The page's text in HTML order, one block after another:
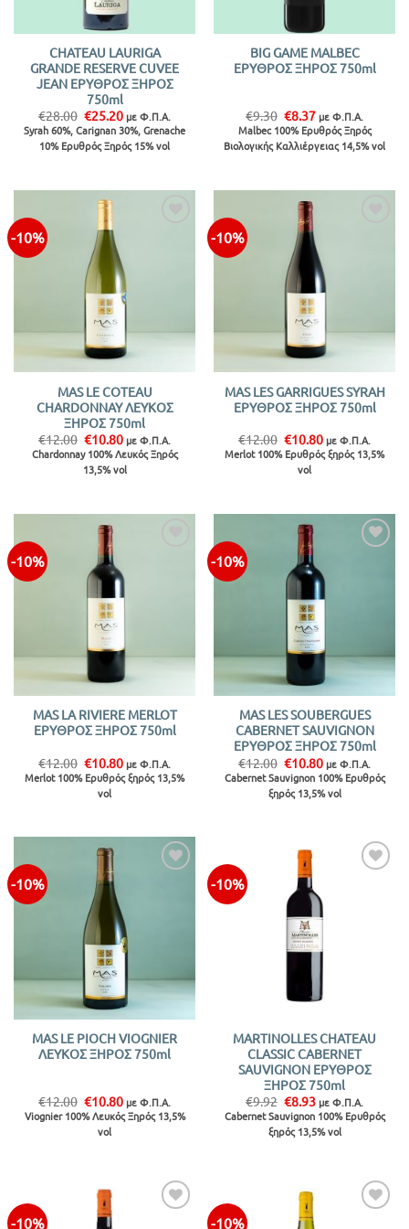
CHATEAU LAURIGA
GRANDE RESERVE CUVEE
JEAN ΕΡΥΘΡΟΣ ΞΗΡΟΣ
750ml
€28.00 Original
price
was:
€28.00.
€25.20Η
τρέχουσα
τιμή
είναι:
με Φ.Π.Α.
Syrah 60%, Carignan 30%, Grenache
10% Ερυθρός Ξηρός 15% vol
BIG GAME MALBEC
ΕΡΥΘΡΟΣ ΞΗΡΟΣ 750ml
€9.30 Original
price
was:
€9.30.
€8.37Η
τρέχουσα
τιμή
είναι:
με Φ.Π.Α.
Malbec 100% Ερυθρός Ξηρός
Βιολογικής Καλλιέργειας 14,5% vol
-10%
MAS LE COTEAU
CHARDONNAY ΛΕΥΚΟΣ
ΞΗΡΟΣ 750ml
€12.00 Original
price
was:
€12.00.
€10.80Η
τρέχουσα
τιμή
είναι:
με Φ.Π.Α.
Chardonnay 100% Λευκός Ξηρός
13,5% vol
-10%
MAS LES GARRIGUES SYRAH
ΕΡΥΘΡΟΣ ΞΗΡΟΣ 750ml
€12.00 Original
price
was:
€12.00.
€10.80Η
τρέχουσα
τιμή
με Φ.Π.Α.
Merlot 100% Ερυθρός ξηρός 13,5%
vol
-10%
MAS LA RIVIERE MERLOT
ΕΡΥΘΡΟΣ ΞΗΡΟΣ 750ml
€12.00 Original
price
was:
€12.00.
€10.80Η
τρέχουσα
τιμή
με Φ.Π.Α.
Merlot 100% Ερυθρός ξηρός 13,5%
vol
-10%
MAS LES SOUBERGUES
CABERNET SAUVIGNON
ΕΡΥΘΡΟΣ ΞΗΡΟΣ 750ml
€12.00 Original
price
was:
€12.00.
€10.80Η
τρέχουσα
τιμή
είναι:
με Φ.Π.Α.
Cabernet Sauvignon 100% Ερυθρός
ξηρός 13,5% vol
-10%
MAS LE PIOCH VIOGNIER
ΛΕΥΚΟΣ ΞΗΡΟΣ 750ml
€12.00 Original
price
was:
€12.00.
€10.80Η
τρέχουσα
τιμή
με Φ.Π.Α.
Viognier 100% Λευκός Ξηρός 13,5%
vol
-10%
MARTINOLLES CHATEAU
CLASSIC CABERNET
SAUVIGNON ΕΡΥΘΡΟΣ
ΞΗΡΟΣ 750ml
€9.92 Original
price
was:
€9.92.
€8.93Η
τρέχουσα
τιμή
είναι:
με Φ.Π.Α.
Cabernet Sauvignon 100% Ερυθρός
ξηρός 13,5% vol
-10% -10%